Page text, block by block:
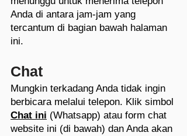
Anda di antara jam-jam yang
tercantum di bagian bawah halaman
ini.
Chat
Mungkin terkadang Anda tidak ingin
berbicara melalui telepon. Klik simbol
Chat ini (Whatsapp) atau form chat
website ini (di bawah) dan Anda akan